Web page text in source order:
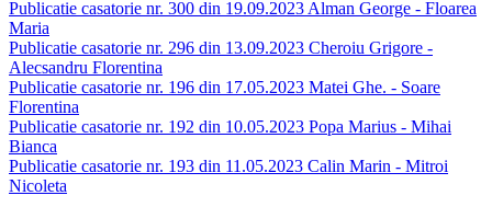
Publicatie casatorie nr. 300 din 19.09.2023 Alman George - Floarea
Maria
Publicatie casatorie nr. 296 din 13.09.2023 Cheroiu Grigore -
Alecsandru Florentina
Publicatie casatorie nr. 196 din 17.05.2023 Matei Ghe. - Soare
Florentina
Publicatie casatorie nr. 192 din 10.05.2023 Popa Marius - Mihai
Bianca
Publicatie casatorie nr. 193 din 11.05.2023 Calin Marin - Mitroi
Nicoleta